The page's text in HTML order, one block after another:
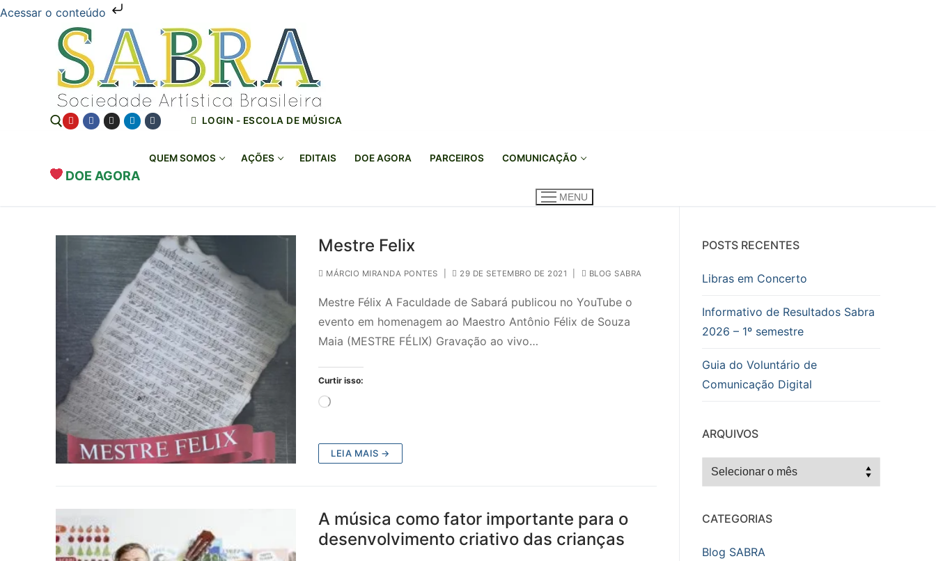
Acessar o conteúdo
Pesquisar por:
LOGIN - ESCOLA DE MÚSICA
DOE AGORA
QUEM SOMOS AÇÕES EDITAIS DOE AGORA PARCEIROS COMUNICAÇÃO
MENU
Mestre Felix
MÁRCIO MIRANDA PONTES 29 DE SETEMBRO DE 2021 BLOG SABRA
Mestre Félix A Faculdade de Sabará publicou no YouTube o
evento em homenagem ao Maestro Antônio Félix de Souza
Maia (MESTRE FÉLIX) Gravação ao vivo…
Curtir isso:
Carregando...
LEIA MAIS →
A música como fator importante para o
desenvolvimento criativo das crianças
POSTS RECENTES
Libras em Concerto
Informativo de Resultados Sabra
2026 – 1º semestre
Guia do Voluntário de
Comunicação Digital
ARQUIVOS
Arquivos
CATEGORIAS
Blog SABRA